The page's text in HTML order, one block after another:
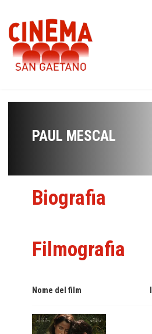
PAUL MESCAL
Biografia
Filmografia
Nome del film